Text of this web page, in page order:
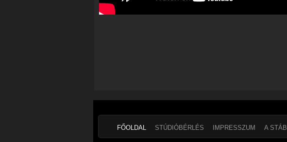
FŐOLDAL STÚDIÓBÉRLÉS IMPRESSZUM A STÁB